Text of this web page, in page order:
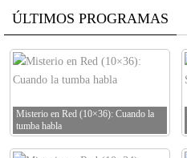
ÚLTIMOS PROGRAMAS
Misterio en Red (10×36): Cuando la
tumba habla